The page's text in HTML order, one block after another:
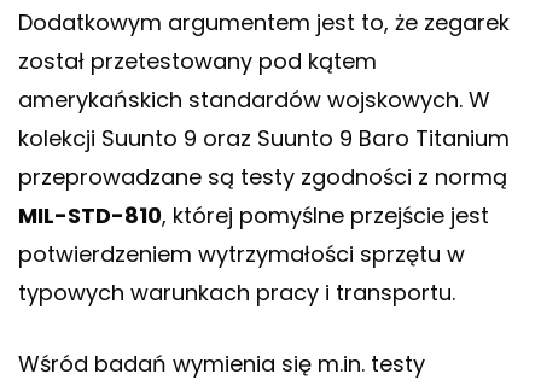
Dodatkowym argumentem jest to, że zegarek
został przetestowany pod kątem
amerykańskich standardów wojskowych. W
kolekcji Suunto 9 oraz Suunto 9 Baro Titanium
przeprowadzane są testy zgodności z normą
MIL-STD-810, której pomyślne przejście jest
potwierdzeniem wytrzymałości sprzętu w
typowych warunkach pracy i transportu.
Wśród badań wymienia się m.in. testy